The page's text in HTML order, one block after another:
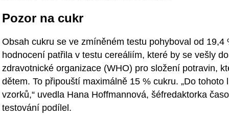
Pozor na cukr
Obsah cukru se ve zmíněném testu pohyboval od
hodnocení patřila v testu cereáliím, které by se vešly
zdravotnické organizace (WHO) pro složení potravin,
dětem. To připouští maximálně 15 % cukru. „Do
vzorků,“ uvedla Hana Hoffmannová, šéfredaktorka
testování podílel.